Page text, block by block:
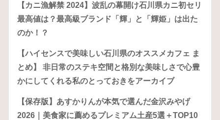
【カニ漁解禁 2024】波乱の幕開け石川県カニ初セリ
最高値は？最高級ブランド「輝」と「輝姫」は出た
のか！？
【ハイセンスで美味しい石川県のオススメカフェ ま
とめ】 非日常のステキ空間と格別な美味しさで心豊
かにしてくれる私のとっておきをアーカイブ
【保存版】あすかりんが本気で選んだ金沢みやげ
2026｜美食家に薦めるプレミアム土産5選＋TOP10